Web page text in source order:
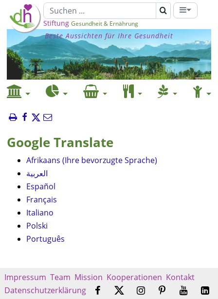
Stiftung Gesundheit & Ernährung
Beste Aussichten für Ihre Gesundheit
Google Translate
Afrikaans (Ihre bevorzugte Sprache)
العربية
Español
Français
Italiano
Polski
Português
Impressum Team Mission Kooperationen Kontakt
Datenschutzerklärung